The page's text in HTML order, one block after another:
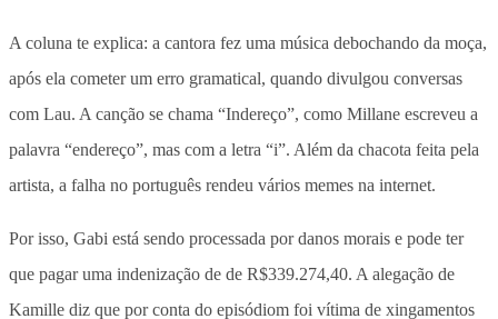
A coluna te explica: a cantora fez uma música debochando da moça,
após ela cometer um erro gramatical, quando divulgou conversas
com Lau. A canção se chama “Indereço”, como Millane escreveu a
palavra “endereço”, mas com a letra “i”. Além da chacota feita pela
artista, a falha no português rendeu vários memes na internet.
Por isso, Gabi está sendo processada por danos morais e pode ter
que pagar uma indenização de de R$339.274,40. A alegação de
Kamille diz que por conta do episódiom foi vítima de xingamentos